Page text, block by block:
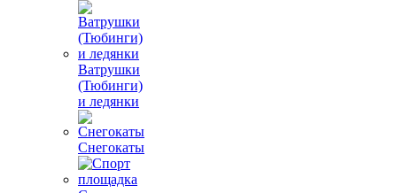
Ватрушки
(Тюбинги)
и ледянки
Снегокаты